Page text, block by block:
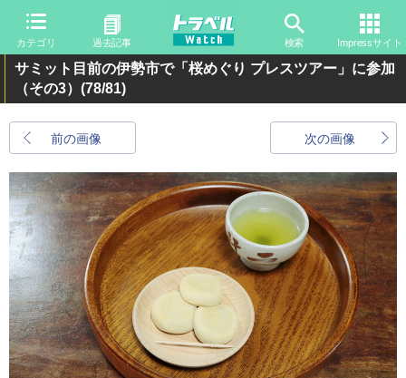
カテゴリ 過去記事 検索 Impressサイト
サミット目前の伊勢市で「桜めぐり プレスツアー」に参加
（その3） (78/81)
前の画像 次の画像